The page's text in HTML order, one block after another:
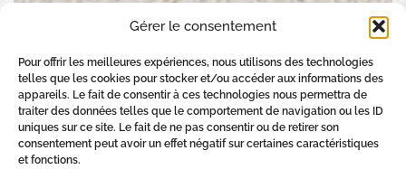
Gérer le consentement
Pour offrir les meilleures expériences, nous utilisons des technologies
telles que les cookies pour stocker et/ou accéder aux informations des
appareils. Le fait de consentir à ces technologies nous permettra de
traiter des données telles que le comportement de navigation ou les ID
uniques sur ce site. Le fait de ne pas consentir ou de retirer son
consentement peut avoir un effet négatif sur certaines caractéristiques
et fonctions.